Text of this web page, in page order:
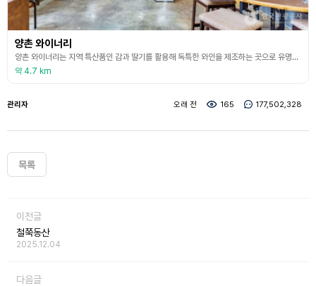
양촌 와이너리
양촌 와이너리는 지역 특산품인 감과 딸기를 활용해 독특한 와인을 제조하는 곳으로 유명하며, 2023년 농림축산식품부의 ‘찾아가는 양조장’으로 선정되어 충남을 대표하는 와이너리로 인정받았다. 대표 제품으로는 감와인 ‘추시’, 감소주 ‘아치 23’, 딸기 스파클링 와인 ‘베리 서프라이즈’가 있다. ‘추시’는 세계 최초의 홍시 와인으로 감의 탄닌을 살려 3-5년간 숙성시켜 만든다. 와이너리 내에는 시음실과 셀러가 있어 다양한 와인을 맛볼 수 있으며, 인근의
약 4.7 km
관리자 오래 전 165 177,502,328
목록
이전글
철쭉동산
2025.12.04
다음글